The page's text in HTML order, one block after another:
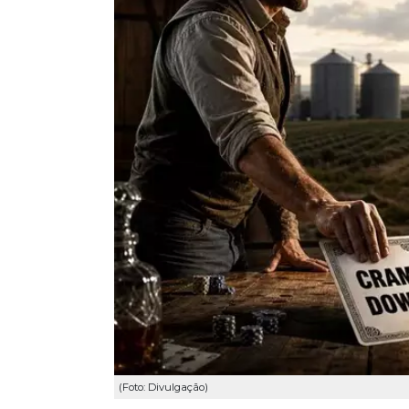
(Foto: Divulgação)